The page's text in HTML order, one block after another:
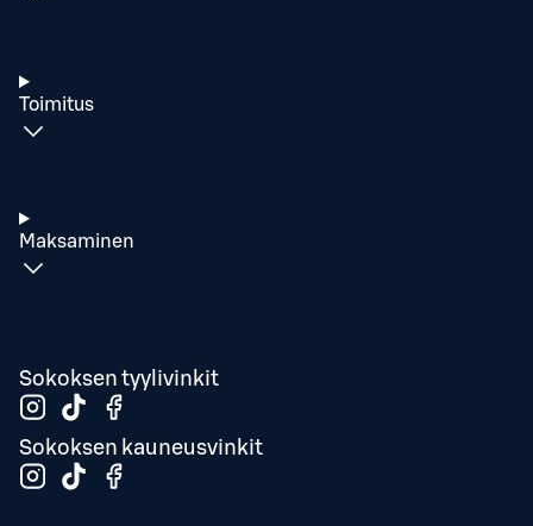
Toimitus
Maksaminen
Sokoksen tyylivinkit
Sokoksen kauneusvinkit